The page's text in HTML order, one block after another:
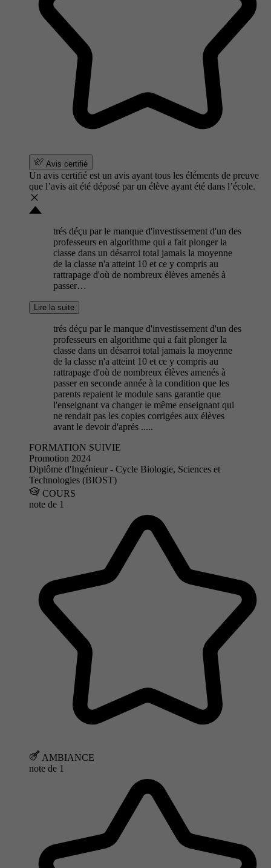
Avis certifié
Un avis certifié est un avis ayant tous les éléments de preuve
que l’avis ait été déposé par un élève ayant été dans l’école.
trés déçu par le manque d'investissement d'un des
professeurs en algorithme qui a fait plonger la
classe dans un désarroi total jamais la moyenne
de la classe n'a atteint 10 et ce y compris au
rattrapage d'où de nombreux élèves amenés à
passer…
Lire la suite
trés déçu par le manque d'investissement d'un des
professeurs en algorithme qui a fait plonger la
classe dans un désarroi total jamais la moyenne
de la classe n'a atteint 10 et ce y compris au
rattrapage d'où de nombreux élèves amenés à
passer en seconde année à la condition que les
parents repaient le module sans garantie que
l'enseignant va changer le même enseignant qui
ne rendait pas les copies corrigées aux élèves
avant le devoir d'aprés .....
FORMATION SUIVIE
Promotion 2024
Diplôme d'Ingénieur - Cycle Biologie, Sciences et
Technologies (BIOST)
COURS
note de 1
AMBIANCE
note de 1